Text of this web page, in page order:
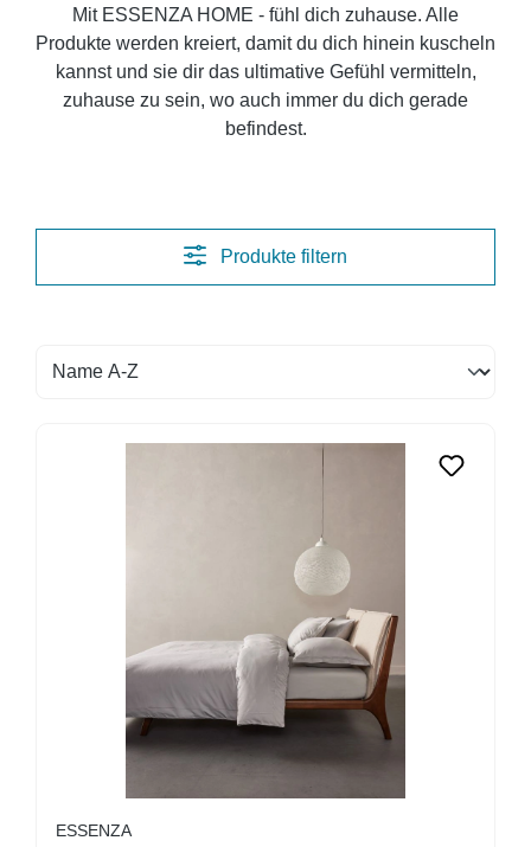
Mit ESSENZA HOME - fühl dich zuhause. Alle
Produkte werden kreiert, damit du dich hinein kuscheln
kannst und sie dir das ultimative Gefühl vermitteln,
zuhause zu sein, wo auch immer du dich gerade
befindest.
Produkte filtern
ESSENZA